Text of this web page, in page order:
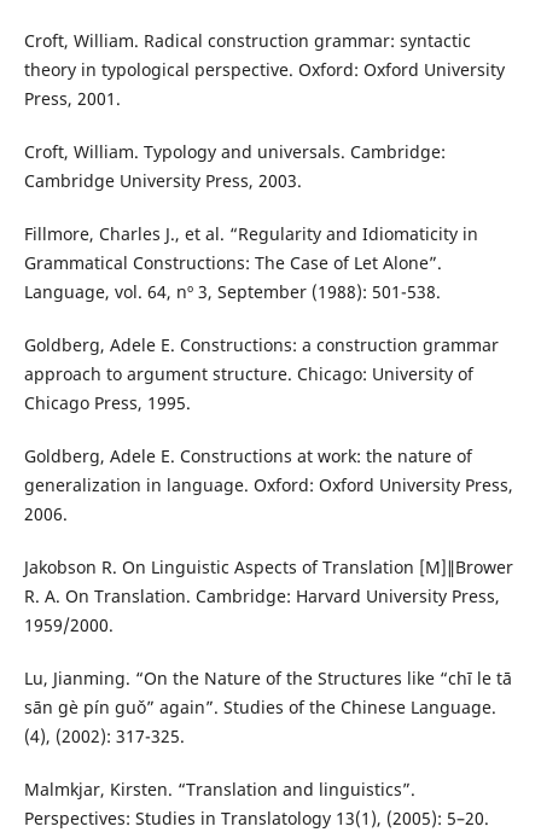
Croft, William. Radical construction grammar: syntactic
theory in typological perspective. Oxford: Oxford University
Press, 2001.
Croft, William. Typology and universals. Cambridge:
Cambridge University Press, 2003.
Fillmore, Charles J., et al. “Regularity and Idiomaticity in
Grammatical Constructions: The Case of Let Alone”.
Language, vol. 64, nº 3, September (1988): 501-538.
Goldberg, Adele E. Constructions: a construction grammar
approach to argument structure. Chicago: University of
Chicago Press, 1995.
Goldberg, Adele E. Constructions at work: the nature of
generalization in language. Oxford: Oxford University Press,
2006.
Jakobson R. On Linguistic Aspects of Translation [M]∥Brower
R. A. On Translation. Cambridge: Harvard University Press,
1959/2000.
Lu, Jianming. “On the Nature of the Structures like “chī le tā
sān gè pín guǒ” again”. Studies of the Chinese Language.
(4), (2002): 317-325.
Malmkjar, Kirsten. “Translation and linguistics”.
Perspectives: Studies in Translatology 13(1), (2005): 5–20.